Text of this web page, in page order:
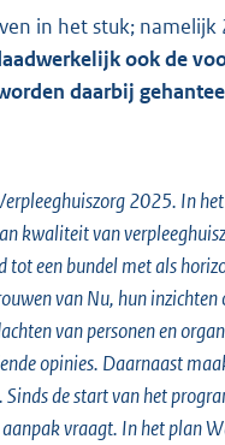
in het stuk; namelijk
ook de
daarbij
2025. In
kwaliteit van
een bundel met als
van Nu, hun
van personen en
opinies. Daarnaast
de start van het
vraagt. In het plan